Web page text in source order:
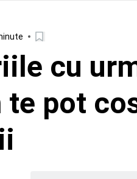
cu
te pot